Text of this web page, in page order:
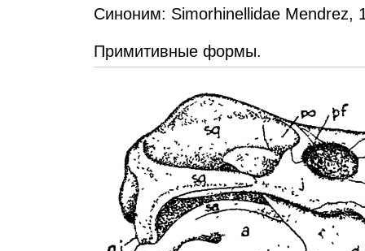
Синоним: Simorhinellidae Mendrez,
Примитивные формы.